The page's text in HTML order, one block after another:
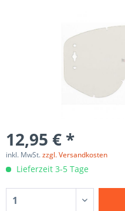
12,95 € *
inkl. MwSt.zzgl. Versandkosten
Lieferzeit 3-5 Tage